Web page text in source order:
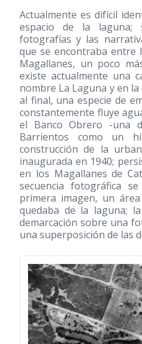
Actualmente es difícil
espacio de la laguna;
fotografías y las
que se encontraba entre
Magallanes, un poco
existe actualmente una
nombre La Laguna y en
al final, una especie de
constantemente fluye
el Banco Obrero -una
Barrientos como un
construcción de la
inaugurada en 1940;
en los Magallanes de
secuencia fotográfica
primera imagen, un
quedaba de la laguna;
demarcación sobre una
una superposición de las